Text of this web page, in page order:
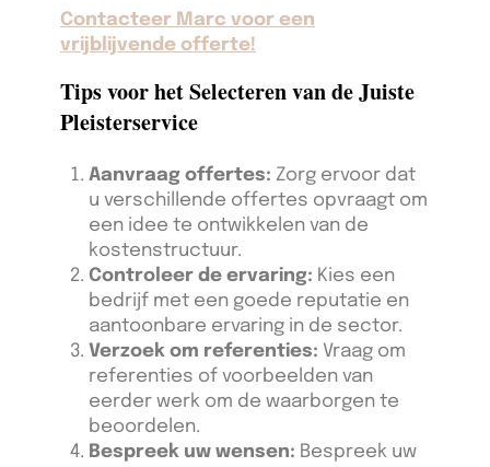
Contacteer Marc voor een
vrijblijvende offerte!
Tips voor het Selecteren van de Juiste
Pleisterservice
Aanvraag offertes: Zorg ervoor dat
u verschillende offertes opvraagt om
een idee te ontwikkelen van de
kostenstructuur.
Controleer de ervaring: Kies een
bedrijf met een goede reputatie en
aantoonbare ervaring in de sector.
Verzoek om referenties: Vraag om
referenties of voorbeelden van
eerder werk om de waarborgen te
beoordelen.
Bespreek uw wensen: Bespreek uw